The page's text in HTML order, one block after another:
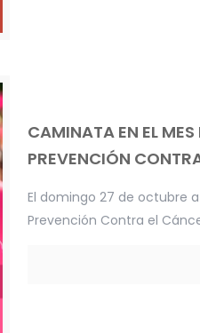
CAMINATA EN EL
PREVENCIÓN
El domingo 27 de octubre
Prevención Contra el